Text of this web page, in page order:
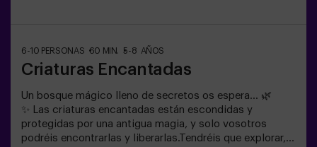
6-10 PERSONAS 60 MIN. 5-8 AÑOS
Criaturas Encantadas
Un bosque mágico lleno de secretos os espera… 🌿
✨ Las criaturas encantadas están escondidas y
protegidas por una antigua magia, y solo vosotros
podréis encontrarlas y liberarlas.Tendréis que explorar,